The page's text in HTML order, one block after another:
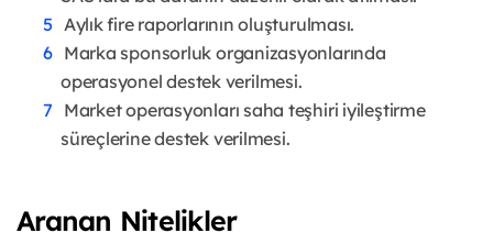
Aylık fire raporlarının oluşturulması.
Marka sponsorluk organizasyonlarında
operasyonel destek verilmesi.
Market operasyonları saha teşhiri iyileştirme
süreçlerine destek verilmesi.
Aranan Nitelikler